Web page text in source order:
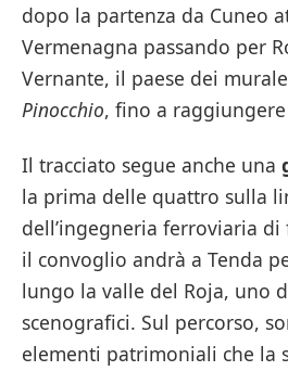
dopo la partenza da Cuneo
Vermenagna passando per
Vernante, il paese dei
Pinocchio, fino a
Il tracciato segue anche una
la prima delle quattro sulla
dell’ingegneria ferroviaria
il convoglio andrà a Tenda
lungo la valle del Roja, uno
scenografici. Sul percorso,
elementi patrimoniali che la